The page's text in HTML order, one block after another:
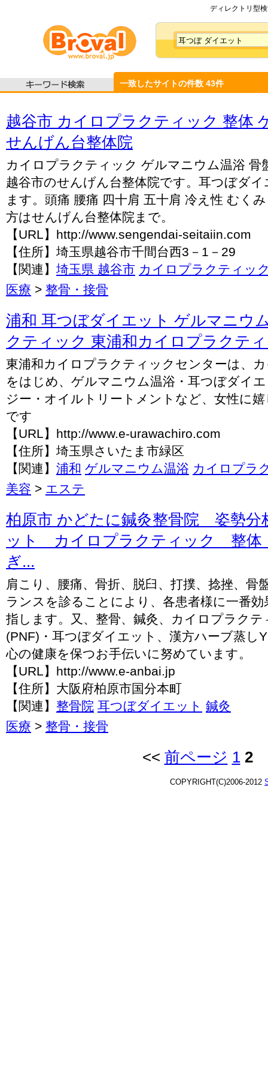
ディレクトリ型
一致したサイトの件数 43件
越谷市 カイロプラクティック 整体
せんげん台整体院
カイロプラクティック ゲルマニウム温浴 骨
越谷市のせんげん台整体院です。耳つぼダ
ます。頭痛 腰痛 四十肩 五十肩 冷え性 むく
方はせんげん台整体院まで。
【URL】http://www.sengendai-seitaiin.com
【住所】埼玉県越谷市千間台西3－1－29
【関連】 埼玉県 越谷市 カイロプラクティッ
医療 > 整骨・接骨
浦和 耳つぼダイエット ゲルマニウ
クティック 東浦和カイロプラクテ
東浦和カイロプラクティックセンターは、
をはじめ、ゲルマニウム温浴・耳つぼダイ
ジー・オイルトリートメントなど、女性に
です
【URL】http://www.e-urawachiro.com
【住所】埼玉県さいたま市緑区
【関連】 浦和 ゲルマニウム温浴 カイロプラ
美容 > エステ
柏原市 かどたに鍼灸整骨院 姿勢
ット カイロプラクティック 整
ぎ...
肩こり、腰痛、骨折、脱臼、打撲、捻挫、骨
ランスを診ることにより、各患者様に一番
指します。又、整骨、鍼灸、カイロプラクテ
(PNF)・耳つぼダイエット、漢方ハーブ蒸し
心の健康を保つお手伝いに努めています。
【URL】http://www.e-anbai.jp
【住所】大阪府柏原市国分本町
【関連】 整骨院 耳つぼダイエット 鍼灸
医療 > 整骨・接骨
<< 前ページ 1 2
COPYRIGHT(C)2006-2012